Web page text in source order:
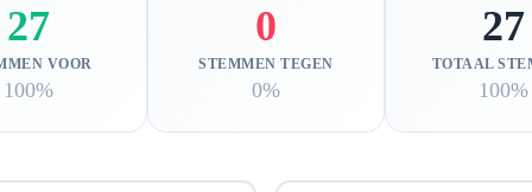
27
VOOR
100%
0
STEMMEN TEGEN
0%
27
TOTAAL
100%